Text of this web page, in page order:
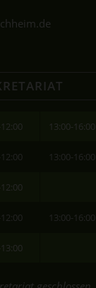
13:00-16:00
13:00-16:00
13:00-16:00